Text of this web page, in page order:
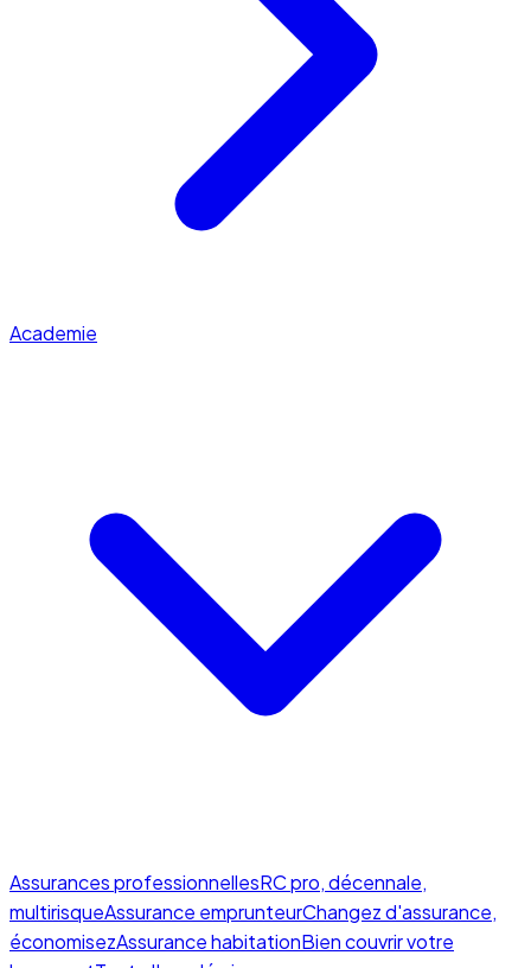
Academie
Assurances professionnellesRC pro, décennale,
multirisqueAssurance emprunteurChangez d'assurance,
économisezAssurance habitationBien couvrir votre